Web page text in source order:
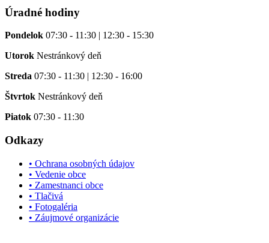
Úradné hodiny
Pondelok 07:30 - 11:30 | 12:30 - 15:30
Utorok Nestránkový deň
Streda 07:30 - 11:30 | 12:30 - 16:00
Štvrtok Nestránkový deň
Piatok 07:30 - 11:30
Odkazy
• Ochrana osobných údajov
• Vedenie obce
• Zamestnanci obce
• Tlačivá
• Fotogaléria
• Záujmové organizácie